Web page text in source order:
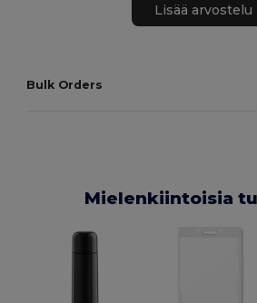
Lisää arvostelu
Bulk Orders
Mielenkiintoisia